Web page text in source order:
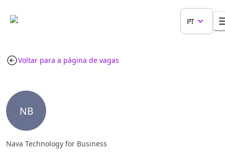
PT
Voltar para a página de vagas
NB
Nava Technology for Business